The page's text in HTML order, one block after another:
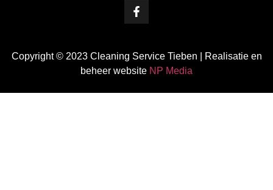
Copyright © 2023 Cleaning Service Tieben | Realisatie en
beheer website NP Media